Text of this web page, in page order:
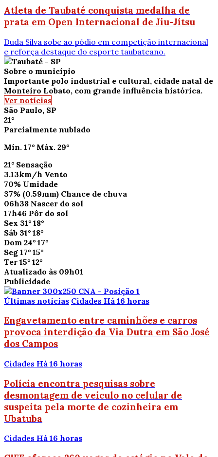
Atleta de Taubaté conquista medalha de
prata em Open Internacional de Jiu-Jítsu
Duda Silva sobe ao pódio em competição internacional
e reforça destaque do esporte taubateano.
Sobre o município
Importante polo industrial e cultural, cidade natal de
Monteiro Lobato, com grande influência histórica.
Ver notícias
São Paulo, SP
21°
Parcialmente nublado
Mín. 17° Máx. 29°
21° Sensação
3.13km/h Vento
70% Umidade
37% (0.59mm) Chance de chuva
06h38 Nascer do sol
17h46 Pôr do sol
Sex 31° 18°
Sáb 31° 18°
Dom 24° 17°
Seg 17° 15°
Ter 15° 12°
Atualizado às 09h01
Publicidade
Últimas notícias Cidades Há 16 horas
Engavetamento entre caminhões e carros
provoca interdição da Via Dutra em São José
dos Campos
Cidades Há 16 horas
Polícia encontra pesquisas sobre
desmontagem de veículo no celular de
suspeita pela morte de cozinheira em
Ubatuba
Cidades Há 16 horas